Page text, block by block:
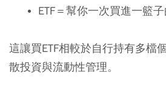
ETF＝幫你一次買進一籃
這讓買ETF相較於自行持有多檔
散投資與流動性管理。